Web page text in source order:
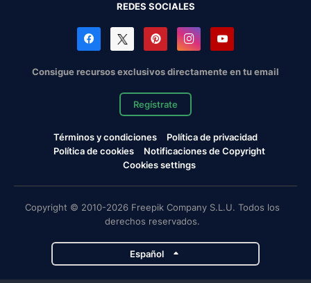
REDES SOCIALES
Consigue recursos exclusivos directamente en tu email
Regístrate
Términos y condiciones
Política de privacidad
Política de cookies
Notificaciones de Copyright
Cookies settings
Copyright © 2010-2026 Freepik Company S.L.U. Todos los
derechos reservados.
Español